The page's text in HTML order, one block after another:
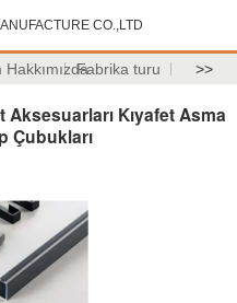
CO.,LTD
HakkımızdaFabrika turu >>
Kıyafet Asma
Çubukları